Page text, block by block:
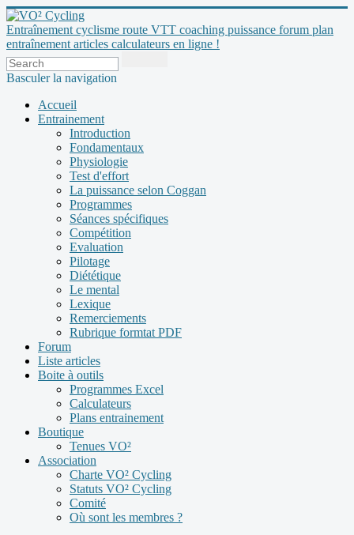
Entraînement cyclisme route VTT coaching puissance forum plan
entraînement articles calculateurs en ligne !
Basculer la navigation
Accueil
Entrainement
Introduction
Fondamentaux
Physiologie
Test d'effort
La puissance selon Coggan
Programmes
Séances spécifiques
Compétition
Evaluation
Pilotage
Diététique
Le mental
Lexique
Remerciements
Rubrique formtat PDF
Forum
Liste articles
Boite à outils
Programmes Excel
Calculateurs
Plans entrainement
Boutique
Tenues VO²
Association
Charte VO² Cycling
Statuts VO² Cycling
Comité
Où sont les membres ?